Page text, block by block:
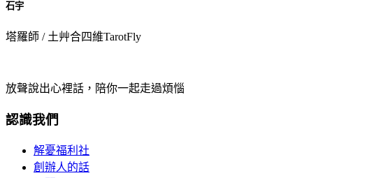
石宇
塔羅師 / 土艸合四維TarotFly
放聲說出心裡話，陪你一起走過煩惱
認識我們
解憂福利社
創辦人的話